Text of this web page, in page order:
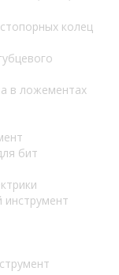
колец
в ложементах
бит